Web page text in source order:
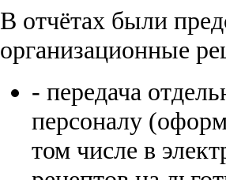
В отчётах были
организационные
- передача
персоналу
том числе в